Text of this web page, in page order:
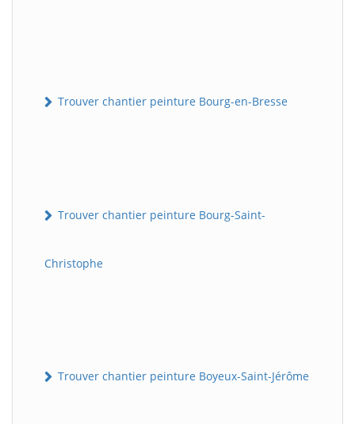
Trouver chantier peinture Bourg-en-Bresse
Trouver chantier peinture Bourg-Saint-
Christophe
Trouver chantier peinture Boyeux-Saint-Jérôme